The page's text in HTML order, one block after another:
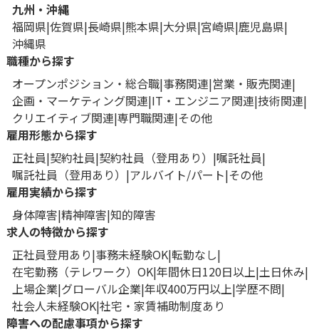
九州・沖縄
福岡県 佐賀県 長崎県 熊本県 大分県 宮崎県 鹿児島県
沖縄県
職種から探す
オープンポジション・総合職 事務関連 営業・販売関連
企画・マーケティング関連 IT・エンジニア関連 技術関連
クリエイティブ関連 専門職関連 その他
雇用形態から探す
正社員 契約社員 契約社員（登用あり）
嘱託社員
嘱託社員（登用あり）
アルバイト/パート その他
雇用実績から探す
身体障害 精神障害 知的障害
求人の特徴から探す
正社員登用あり 事務未経験OK 転勤なし
在宅勤務（テレワーク）OK 年間休日120日以上 土日休み
上場企業 グローバル企業 年収400万円以上 学歴不問
社会人未経験OK 社宅・家賃補助制度あり
障害への配慮事項から探す